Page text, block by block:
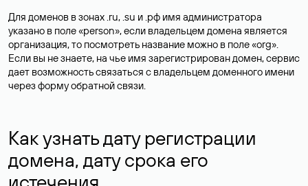
Для доменов в зонах .ru, .su и .рф имя администратора
указано в поле «person», если владельцем домена является
организация, то посмотреть название можно в поле «org».
Если вы не знаете, на чье имя зарегистрирован домен, сервис
дает возможность связаться с владельцем доменного имени
через форму обратной связи.
Как узнать дату регистрации
домена, дату срока его